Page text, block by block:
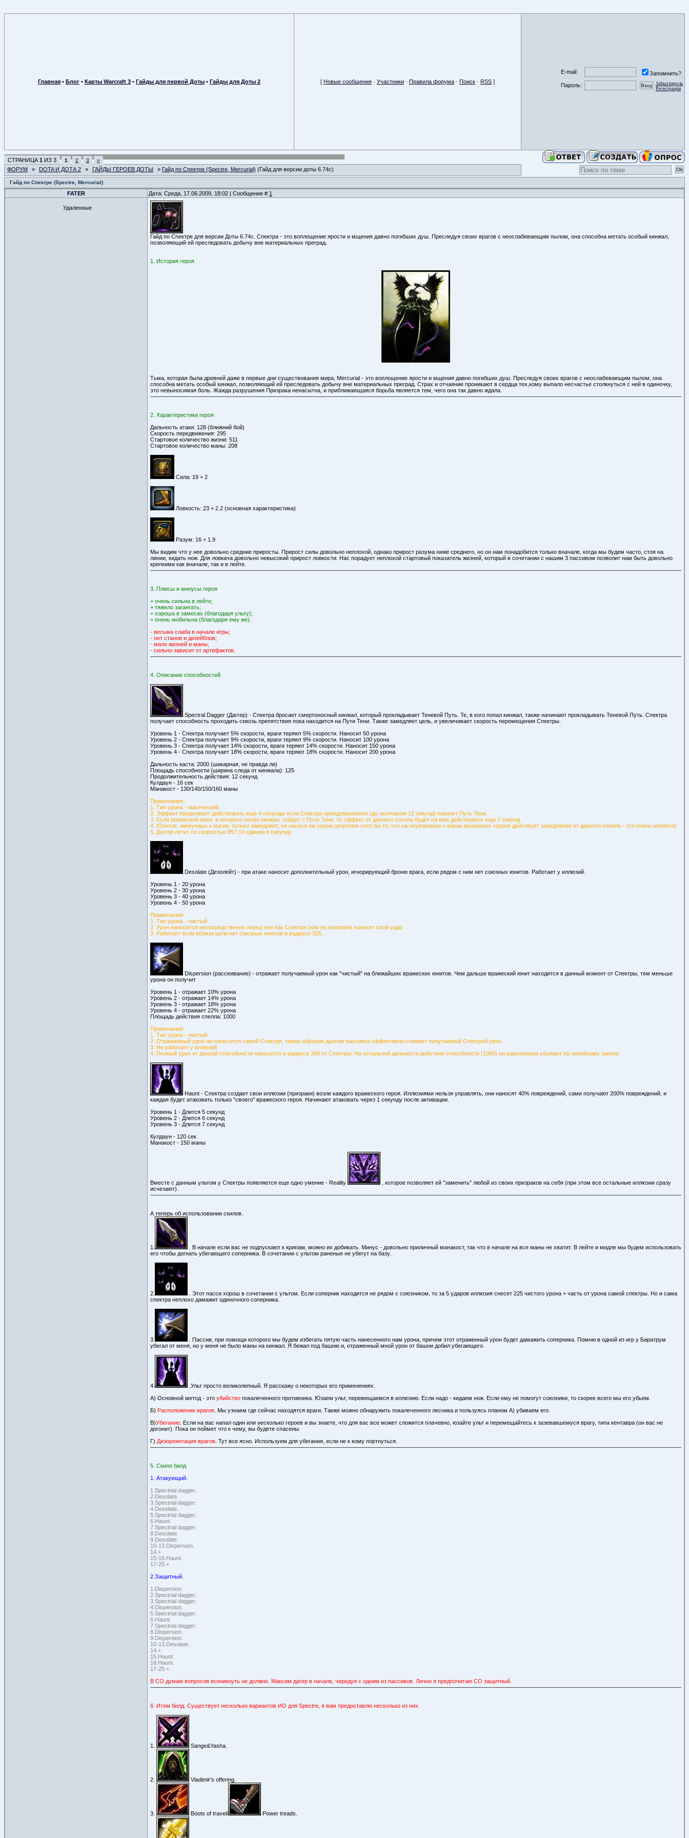
Главная • Блог • Карты Warcraft 3 • Гайды для первой Доты • Гайды для Доты 2 [ Новые сообщения · Участники · Правила форума · Поиск · RSS ]
E-mail:
Запомнить?
Пароль:
Забыл пароль
Регистрация
СТРАНИЦА 1 ИЗ 3 1 2 3 »
ФОРУМ » DOTA И ДОТА 2 » ГАЙДЫ ГЕРОЕВ ДОТЫ » Гайд по Спектре (Spectre, Mercurial) (Гайд для версии доты 6.74с)
Гайд по Спектре (Spectre, Mercurial)
FATER Дата: Среда, 17.06.2009, 18:02 | Сообщение # 1
Удаленные
Гайд по Спектре для версии Доты 6.74с. Спектра - это воплощение ярости и мщения давно погибших душ. Преследуя своих врагов с неослабевающим пылом, она способна метать особый кинжал,
позволяющий ей преследовать добычу вне материальных преград.
1. История героя
Тьма, которая была древней даже в первые дни существования мира, Mercurial - это воплощение ярости и мщения давно погибших душ. Преследуя своих врагов с неослабевающим пылом, она
способна метать особый кинжал, позволяющий ей преследовать добычу вне материальных преград. Страх и отчаяние проникают в сердца тех,кому выпало несчастье столкнуться с ней в одиночку,
это невыносимая боль. Жажда разрушения Призрака ненасытна, и приближающаяся борьба является тем, чего она так давно ждала.
2. Характеристики героя
Дальность атаки: 128 (ближний бой)
Скорость передвижения: 295
Стартовое количество жизни: 511
Стартовое количество маны: 208
Сила: 19 + 2
Ловкость: 23 + 2.2 (основная характеристика)
Разум: 16 + 1.9
Мы видим что у нее довольно средние приросты. Прирост силы довольно неплохой, однако прирост разума ниже среднего, но он нам понадобится только вначале, когда мы будем часто, стоя на
линии, кидать нож. Для ловкача довольно невысокий прирост ловкости. Нас порадует неплохой стартовый показатель жизней, который в сочетании с нашим 3 пассивом позволит нам быть довольно
крепкими как вначале, так и в лейте.
3. Плюсы и минусы героя
+ очень сильна в лейте;
+ тяжело загангать;
+ хороша в замесах (благодаря ульту);
+ очень мобильна (благодаря ему же).
- весьма слаба в начале игры;
- нет станов и дизейблов;
- мало жизней и маны;
- сильно зависит от артефактов.
4. Описание способностей
Spectral Dagger (Даггер) - Спектра бросает смертоносный кинжал, который прокладывает Теневой Путь. Те, в кого попал кинжал, также начинают прокладывать Теневой Путь. Спектра
получает способность проходить сквозь препятствия пока находится на Пути Тени. Также замедляет цель, и увеличивает скорость перемещения Спектры.
Уровень 1 - Спектра получает 5% скорости, враги теряют 5% скорости. Наносит 50 урона
Уровень 2 - Спектра получает 9% скорости, враги теряют 9% скорости. Наносит 100 урона
Уровень 3 - Спектра получает 14% скорости, враги теряют 14% скорости. Наносит 150 урона
Уровень 4 - Спектра получает 18% скорости, враги теряют 18% скорости. Наносит 200 урона
Дальность каста: 2000 (шикарная, не правда ли)
Площадь способности (ширина следа от кинжала): 125
Продолжительность действия: 12 секунд
Кулдаун - 16 сек
Манакост - 130/140/150/160 маны
Примечания:
1. Тип урона - магический
2. Эффект продолжает действовать еще 4 секунды если Спектра преждевременно (до окончания 12 секунд) покинет Путь Тени.
3. Если вражеский юнит, в которого попал кинжал, сойдет с Пути Тени, то эффект от данного спелла будет на нем действовать еще 7 секунд
4. Юнитов, иммунных к магии, только замедляет, не нанося им урона (впрочем хотя бы то, что на неуязвимых к магии вражеских героев действует замедление от данного спелла - это очень неплохо)
5. Даггер летит со скоростью 857.14 единиц в секунду
Desolate (Дезолейт) - при атаке наносит дополнительный урон, игнорирующий броню врага, если рядом с ним нет союзных юнитов. Работает у иллюзий.
Уровень 1 - 20 урона
Уровень 2 - 30 урона
Уровень 3 - 40 урона
Уровень 4 - 50 урона
Примечания:
1. Тип урона - чистый
2. Урон наносится непосредственно перед тем как Спектра (или ее иллюзия) нанесет свой удар
3. Работает если вблизи цели нет союзных юнитов в радиусе 325.
Dispersion (рассеивание) - отражает получаемый урон как "чистый" на ближайших вражеских юнитов. Чем дальше вражеский юнит находится в данный момент от Спектры, тем меньше
урона он получит
Уровень 1 - отражает 10% урона
Уровень 2 - отражает 14% урона
Уровень 3 - отражает 18% урона
Уровень 4 - отражает 22% урона
Площадь действия спелла: 1000
Примечания:
1. Тип урона - чистый
2. Отражаемый урон не наносится самой Спектре, таким образом данная пассивка эффективно снижает получаемый Спектрой урон
3. Не работает у иллюзий
4. Полный урон от данной способности наносится в радиусе 300 от Спектры. На остальной дальности действия способности (1000) он равномерно убывает по линейному закону.
Haunt - Спектра создает свои иллюзии (призраки) возле каждого вражеского героя. Иллюзиями нельзя управлять, они наносят 40% повреждений, сами получают 200% повреждений, и
каждая будет атаковать только "своего" вражеского героя. Начинают атаковать через 1 секунду после активации.
Уровень 1 - Длится 5 секунд
Уровень 2 - Длится 6 секунд
Уровень 3 - Длится 7 секунд
Кулдаун - 120 сек
Манакост - 150 маны
Вместе с данным ультом у Спектры появляется еще одно умение - Reality
, которое позволяет ей "заменить" любой из своих призраков на себя (при этом все остальные иллюзии сразу
исчезают).
А теперь об использовании скилов.
1.
. В начале если вас не подпускают к крипам, можно их добивать. Минус - довольно приличный манакост, так что в начале на все маны не хватит. В лейте и мидле мы будем использовать
его чтобы догнать убегающего соперника. В сочетании с ультом раненые не убегут на базу.
2.
. Этот пасси хорош в сочетании с ультом. Если соперник находится не рядом с союзником, то за 5 ударов иллюзия снесет 225 чистого урона + часть от урона самой спектры. Но и сама
спектра неплохо дамажит одиночного соперника.
3.
. Пассив, при помощи которого мы будем избегать пятую часть нанесенного нам урона, причем этот отраженный урон будет дамажить соперника. Помню в одной из игр у Баратрум
убегал от меня, но у меня не было маны на кинжал. Я бежал под башню и, отраженный мной урон от башни добил убегающего.
4.
.Ульт просто великолепный. Я расскажу о некоторых его применениях.
А) Основной метод - это убийство покалеченного противника. Юзаем ульт, перемещаемся в иллюзию. Если надо - кидаем нож. Если ему не помогут союзники, то скорее всего мы его убьем.
Б) Расположение врагов . Мы узнаем где сейчас находятся враги. Также можно обнаружить покалеченного лесника и пользуясь планом А) убиваем его.
В)Убегание . Если на вас напал один или несколько героев и вы знаете, что для вас все может сложится плачевно, юзайте ульт и перемещайтесь к зазевавшемуся врагу, типа кентавра (он вас не
догонит). Пока он поймет что к чему, вы будете спасены.
Г) Дизореинтация врагов . Тут все ясно. Используем для убегания, если не к кому портнуться.
5. Скилл билд
1. Атакующий.
1.Spectrial dagger.
2.Desolate.
3.Spectrial dagger.
4.Desolate.
5.Spectrial dagger.
6.Haunt.
7.Spectrial dagger.
8.Desolate.
9.Desolate.
10-13.Dispersion.
14.+
15-16.Haunt.
17-25.+
2.Защитный.
1.Dispersion.
2.Spectrial dagger.
3.Spectrial dagger.
4.Dispersion.
5.Spectrial dagger.
6.Haunt.
7.Spectrial dagger.
8.Dispersion.
9.Dispersion.
10-13.Desolate.
14.+.
15.Haunt.
16.Haunt.
17-25.+.
В СО думаю вопросов возникнуть не должно. Максим дагер в начале, чередуя с одним из пассивов. Лично я предпочитаю СО защитный.
6. Итем билд. Существует несколько вариантов ИО для Spectre, я вам предоставлю несколько из них.
1. Sange&Yasha.
2. Vladimir's offering.
3. Boots of travel/ Power treads.